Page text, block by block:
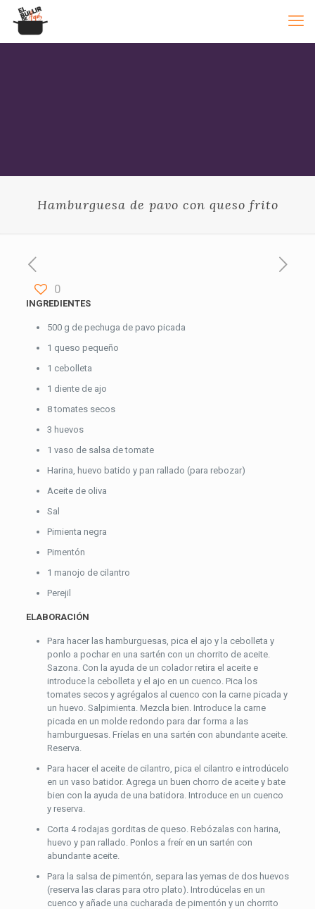
Hamburguesa de pavo con queso frito
0
INGREDIENTES
500 g de pechuga de pavo picada
1 queso pequeño
1 cebolleta
1 diente de ajo
8 tomates secos
3 huevos
1 vaso de salsa de tomate
Harina, huevo batido y pan rallado (para rebozar)
Aceite de oliva
Sal
Pimienta negra
Pimentón
1 manojo de cilantro
Perejil
ELABORACIÓN
Para hacer las hamburguesas, pica el ajo y la cebolleta y
ponlo a pochar en una sartén con un chorrito de aceite.
Sazona. Con la ayuda de un colador retira el aceite e
introduce la cebolleta y el ajo en un cuenco. Pica los
tomates secos y agrégalos al cuenco con la carne picada y
un huevo. Salpimienta. Mezcla bien. Introduce la carne
picada en un molde redondo para dar forma a las
hamburguesas. Fríelas en una sartén con abundante aceite.
Reserva.
Para hacer el aceite de cilantro, pica el cilantro e introdúcelo
en un vaso batidor. Agrega un buen chorro de aceite y bate
bien con la ayuda de una batidora. Introduce en un cuenco
y reserva.
Corta 4 rodajas gorditas de queso. Rebózalas con harina,
huevo y pan rallado. Ponlos a freír en un sartén con
abundante aceite.
Para la salsa de pimentón, separa las yemas de dos huevos
(reserva las claras para otro plato). Introdúcelas en un
cuenco y añade una cucharada de pimentón y un chorrito